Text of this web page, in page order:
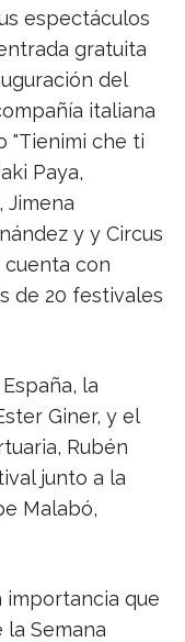
espectáculos
gratuita
del
italiana
"Tienimi che ti
Paya,
Jimena
y y Circus
con
de 20 festivales
la
Giner, y el
Rubén
junto a la
Malabó,
importancia que
Semana